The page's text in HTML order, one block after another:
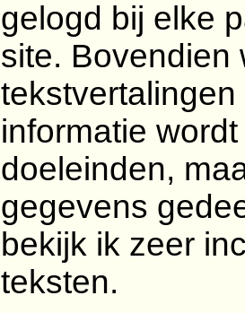
gelogd bij elke
site. Bovendien
informatie
doeleinden,
gegevens
bekijk ik zeer
teksten.